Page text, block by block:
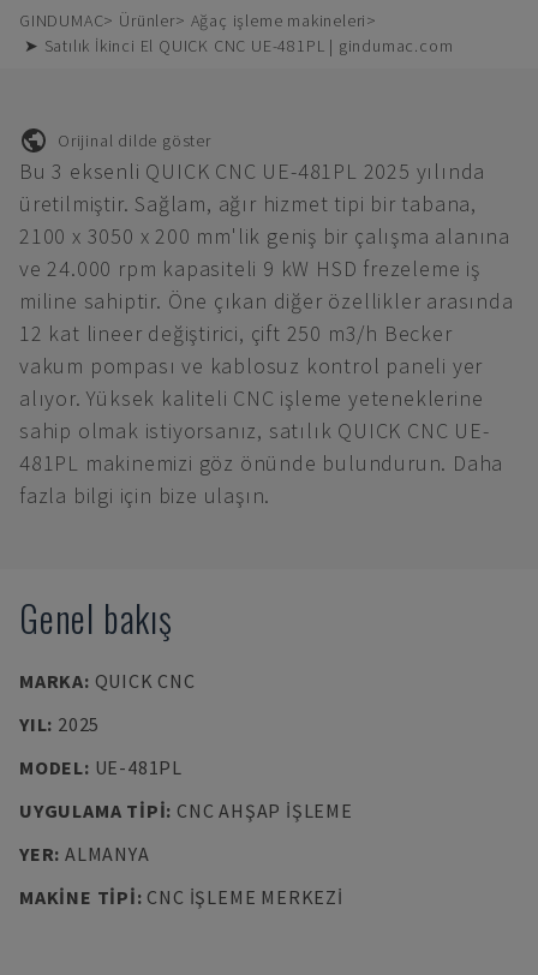
GINDUMAC Ürünler
Ağaç işleme makineleri
➤ Satılık İkinci El QUICK CNC UE-481PL | gindumac.com
Orijinal dilde göster
Bu 3 eksenli QUICK CNC UE-481PL 2025 yılında
üretilmiştir. Sağlam, ağır hizmet tipi bir tabana,
2100 x 3050 x 200 mm'lik geniş bir çalışma alanına
ve 24.000 rpm kapasiteli 9 kW HSD frezeleme iş
miline sahiptir. Öne çıkan diğer özellikler arasında
12 kat lineer değiştirici, çift 250 m3/h Becker
vakum pompası ve kablosuz kontrol paneli yer
alıyor. Yüksek kaliteli CNC işleme yeteneklerine
sahip olmak istiyorsanız, satılık QUICK CNC UE-
481PL makinemizi göz önünde bulundurun. Daha
fazla bilgi için bize ulaşın.
Genel bakış
MARKA: QUICK CNC
YIL: 2025
MODEL: UE-481PL
UYGULAMA TIPI: CNC AHŞAP İŞLEME
YER: ALMANYA
MAKINE TIPI: CNC İŞLEME MERKEZI